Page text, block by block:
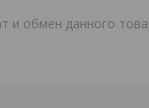
и обмен данного